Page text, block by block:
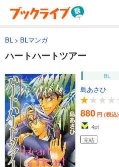
BL BLマンガ
ハートハートツアー
BL
島あさひ
880 円 (税込)
4pt
完結